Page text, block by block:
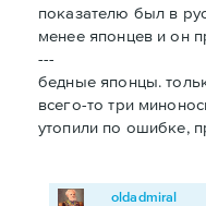
показателю был в
менее японцев и он
---
бедные японцы.
всего-то три
утопили по ошибке,
oldadmiral